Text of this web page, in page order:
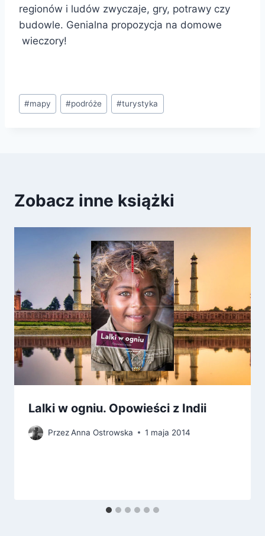
regionów i ludów zwyczaje, gry, potrawy czy
budowle. Genialna propozycja na domowe
wieczory!
Tagi
wpisu:
#mapy #podróże #turystyka
Zobacz inne książki
Lalki w ogniu. Opowieści z Indii
PrzezAnna Ostrowska 1 maja 2014